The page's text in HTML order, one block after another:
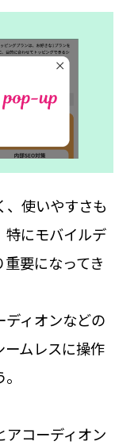
、使いやすさも
特にモバイルデ
要になってき
ディオンなどの
ムレスに操作
アコーディオン